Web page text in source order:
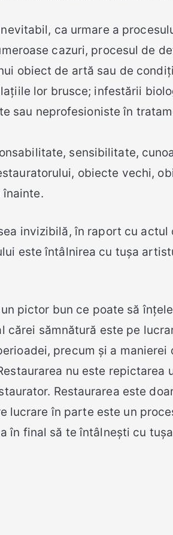
ca urmare a
cazuri, procesul de
obiect de artă sau de
lor brusce; infestării
sau neprofesioniste în
sensibilitate,
obiecte vechi,
invizibilă, în raport cu
este întâlnirea cu tușa
pictor bun ce poate să
cărei sămnătură este pe
precum și a
nu este repictarea
Restaurarea este
în parte este un
final să te întâlnești cu